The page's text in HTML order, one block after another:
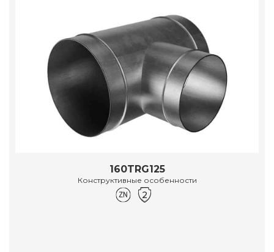
160TRG125
Конструктивные особенности